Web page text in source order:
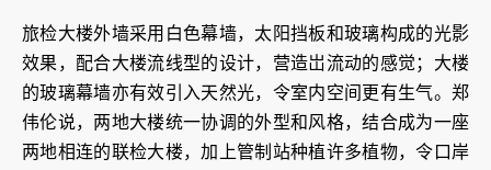
旅检大楼外墙采用白色幕墙，太阳挡板和玻璃构成的光影
效果，配合大楼流线型的设计，营造岀流动的感觉；大楼
的玻璃幕墙亦有效引入天然光，令室内空间更有生气。郑
伟伦说，两地大楼统一协调的外型和风格，结合成为一座
两地相连的联检大楼，加上管制站种植许多植物，令口岸